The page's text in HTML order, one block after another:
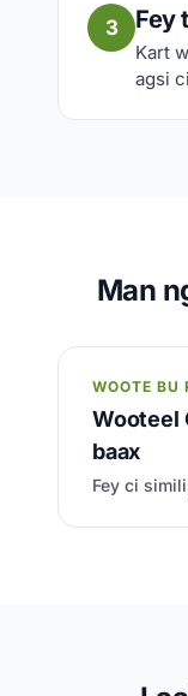
3 Fey
Kart
agsi
Man
WOOTE BU
Wooteel
baax
Fey ci